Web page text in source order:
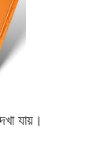
যায়।